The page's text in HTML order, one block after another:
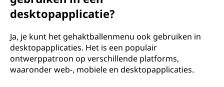
desktopapplicatie?
Ja, je kunt het gehaktballenmenu ook gebruiken in
desktopapplicaties. Het is een populair
ontwerppatroon op verschillende platforms,
waaronder web-, mobiele en desktopapplicaties.